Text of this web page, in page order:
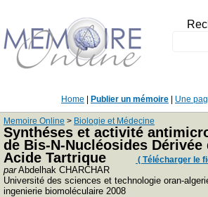
Home Publier un mémoire Une
Memoire Online > Biologie et Médecine
Synthéses et activité
de Bis-N-Nucléosides Dérivée
Acide Tartrique
( Télécharger le
parAbdelhak CHARCHAR
Université des sciences et technologie oran-
ingenierie biomoléculaire 2008